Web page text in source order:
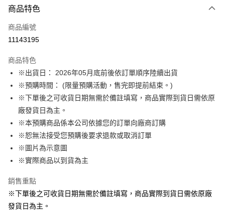
信用卡一次付款
LINE Pay
悠遊付
Google Pay
ATM付款
運送方式
預購訂單-宅配專用(🔺不同預購月份建議分開結帳，避免整筆訂單等
超久)
預購訂單-離島宅配專用-(澎湖/金門/馬祖)(🔺不同預購月份建議分開
結帳，避免整筆訂單等超久)
商品特色
商品編號
11143195
商品特色
※出貨日： 2026年05月底前後依訂單順序陸續出貨
※預購時間： (限量預購活動，售完即提前結束。)
※下單後之可收貨日期無需於備註填寫，商品實際到貨日需依原
廠發貨日為主。
※本預購商品係本公司依據您的訂單向廠商訂購
※恕無法接受您預購後要求退款或取消訂單
※圖片為示意圖
※實際商品以到貨為主
銷售重點
※下單後之可收貨日期無需於備註填寫，商品實際到貨日需依原廠
發貨日為主。